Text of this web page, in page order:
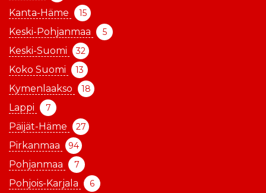
Kanta-Häme 15
Keski-Pohjanmaa 5
Keski-Suomi 32
Koko Suomi 13
Kymenlaakso 18
Lappi 7
Päijät-Häme 27
Pirkanmaa 94
Pohjanmaa 7
Pohjois-Karjala 6